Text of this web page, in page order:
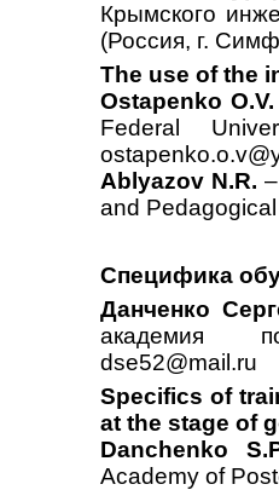
Крымского
(Россия, г.
The use of the
Ostapenko O.V.
Federal
Ablyazov N.R.
and
Специфика
Данченко
академия
dse52@mail.ru
Specifics of
at the stage of
Danchenko S
Academy of